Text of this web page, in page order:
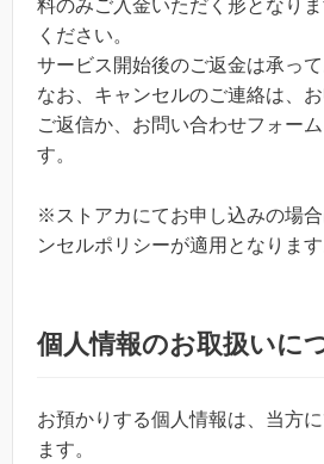
料のみご入金いただく形となり
ください。
サービス開始後のご返金は承って
なお、キャンセルのご連絡は、
ご返信か、お問い合わせフォー
す。
※ストアカにてお申し込みの場
ンセルポリシーが適用となります
個人情報のお取扱いに
お預かりする個人情報は、当方
ます。